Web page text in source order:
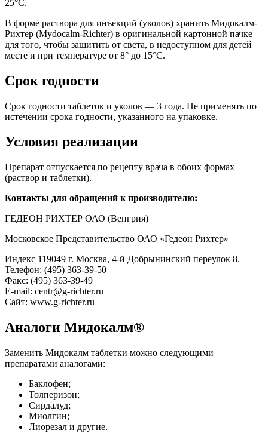
25°С.
В форме раствора для инъекций (уколов) хранить Мидокалм-
Рихтер (Mydocalm-Richter) в оригинальной картонной пачке
для того, чтобы защитить от света, в недоступном для детей
месте и при температуре от 8° до 15°C.
Срок годности
Срок годности таблеток и уколов — 3 года. Не применять по
истечении срока годности, указанного на упаковке.
Условия реализации
Препарат отпускается по рецепту врача в обоих формах
(раствор и таблетки).
Контакты для обращений к производителю:
ГЕДЕОН РИХТЕР ОАО (Венгрия)
Московское Представительство ОАО «Гедеон Рихтер»
Индекс 119049 г. Москва, 4-й Добрынинский переулок 8.
Телефон: (495) 363-39-50
Факс: (495) 363-39-49
E-mail: centr@g-richter.ru
Сайт: www.g-richter.ru
Аналоги Мидокалм®
Заменить Мидокалм таблетки можно следующими
препаратами аналогами:
Баклофен;
Толперизон;
Сирдалуд;
Миолгин;
Лиорезал и другие.